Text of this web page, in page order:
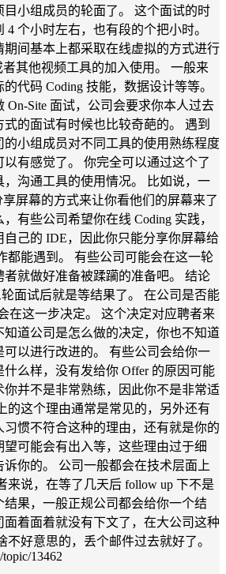
小组成员的轮面了。 这个面试的时
4 个小时左右，也有段的个把小时。
期间基本上都采取在线虚拟的方式进行
者其他视频工具的加入使用。 一般来
代码 Coding 技能，数据设计等等。
On-Site 面试，公司会要求你本人过去
的面试有时候也比较奇葩的。 遇到
小组成员对不同工具的使用熟练程度
有感觉了。 你完全可以通过这个了
沟通工具的使用情况。 比如说，一
屏幕的方式来让你看他们的屏幕来了
有些公司希望你在线 Coding 实践，
己的 IDE，因此你只能分享你屏幕给
都能遇到。 有些公司可能会在这一轮
者就做好准备被蹂躏的准备吧。 结论
轮面试后就是等结果了。 在公司是否能
在这一步决定。 这个决定对应聘者来
道公司是怎么做的决定，你也不知道
以进行改进的。 有些公司会给你一
么样，没有发给你 Offer 的原因可能
你并不是非常熟练，因此你不是非常适
的这个理由通常是常见的，另外还有
惯不符合这种的理由，还有就是你的
可能会有出入等，这些理由过于细
你的。 公司一般都会在技术层面上
来说，在等了几天后 follow up 下不是
果，一般正规公司都会给你一个结
着面着就没有下文了，在大公司这种
不好意思的，丢个邮件过去就好了。
topic/13462